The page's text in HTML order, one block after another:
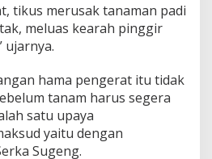
tikus merusak tanaman padi
meluas kearah pinggir
ujarnya.
hama pengerat itu tidak
tanam harus segera
satu upaya
yaitu dengan
Sugeng.